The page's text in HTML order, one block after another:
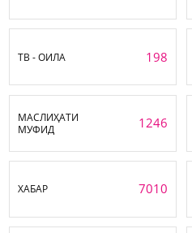
ТВ - ОИЛА 198
МАСЛИҲАТИ
МУФИД
1246
ХАБАР 7010